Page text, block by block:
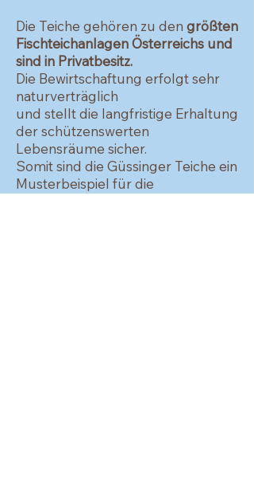
Die Teiche gehören zu den größten
Fischteichanlagen Österreichs und
sind in Privatbesitz.
Die Bewirtschaftung erfolgt sehr
naturverträglich
und stellt die langfristige Erhaltung
der schützenswerten
Lebensräume sicher.
Somit sind die Güssinger Teiche ein
Musterbeispiel für die